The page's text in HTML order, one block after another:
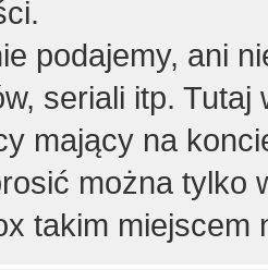
podajemy, ani
seriali itp. Tutaj
mający na
można tylko
takim miejscem